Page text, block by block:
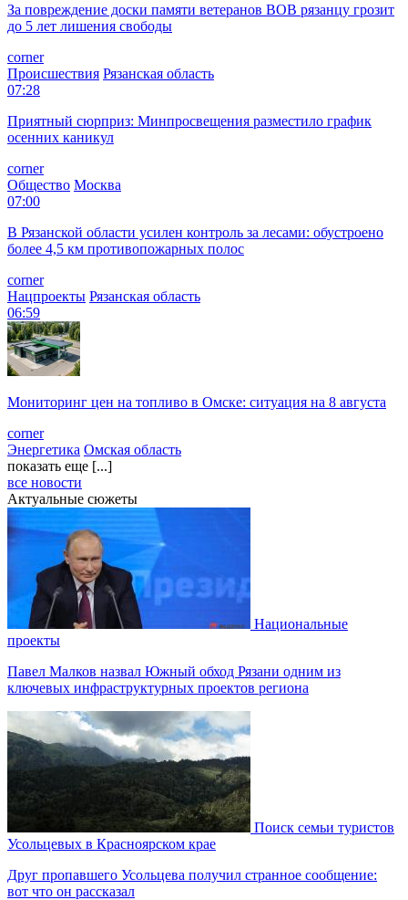
За повреждение доски памяти ветеранов ВОВ рязанцу грозит
до 5 лет лишения свободы
corner
Происшествия Рязанская область
07:28
Приятный сюрприз: Минпросвещения разместило график
осенних каникул
corner
Общество Москва
07:00
В Рязанской области усилен контроль за лесами: обустроено
более 4,5 км противопожарных полос
corner
Нацпроекты Рязанская область
06:59
Мониторинг цен на топливо в Омске: ситуация на 8 августа
corner
Энергетика Омская область
показать еще [...]
все новости
Актуальные сюжеты
Национальные
проекты
Павел Малков назвал Южный обход Рязани одним из
ключевых инфраструктурных проектов региона
Поиск семьи туристов
Усольцевых в Красноярском крае
Друг пропавшего Усольцева получил странное сообщение:
вот что он рассказал